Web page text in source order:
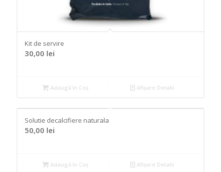
Kit de servire
30,00 lei
Adaugă în Coș Afișare Detalii
Solutie decalcifiere naturala
50,00 lei
Adaugă în Coș Afișare Detalii